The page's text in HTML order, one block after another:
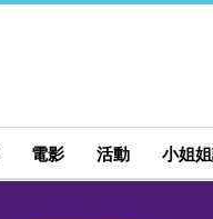
電影 活動 小姐